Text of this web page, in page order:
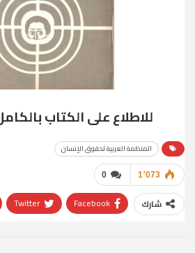
للاطلاع على الكتاب
المنظمة العربية لحقوق الإنسان
0 1٬073
شارك Facebook
Twitter